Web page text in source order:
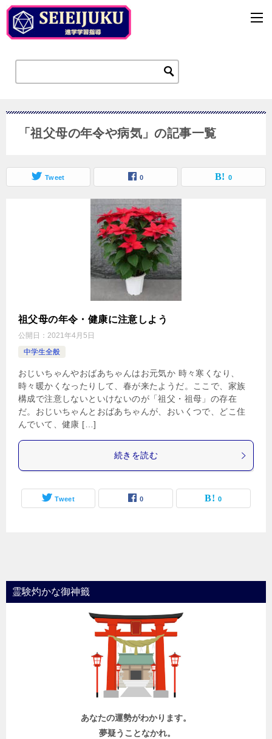
「祖父母の年令や病気」の記事一覧
Tweet 0 0
祖父母の年令・健康に注意しよう
公開日： 2021年4月5日
中学生全般
おじいちゃんやおばあちゃんはお元気か 時々寒くなり、
時々暖かくなったりして、春が来たようだ。ここで、家族
構成で注意しないといけないのが「祖父・祖母」の存在
だ。おじいちゃんとおばあちゃんが、おいくつで、どこ住
んでいて、健康 […]
続きを読む
Tweet 0 0
霊験灼かな御神籤
あなたの運勢がわかります。
夢疑うことなかれ。